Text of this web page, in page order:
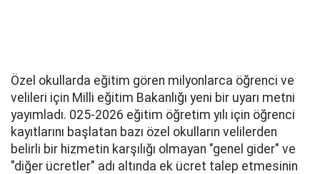
Özel okullarda eğitim gören milyonlarca öğrenci ve
velileri için Milli eğitim Bakanlığı yeni bir uyarı metni
yayımladı. 025-2026 eğitim öğretim yılı için öğrenci
kayıtlarını başlatan bazı özel okulların velilerden
belirli bir hizmetin karşılığı olmayan "genel gider" ve
"diğer ücretler" adı altında ek ücret talep etmesinin